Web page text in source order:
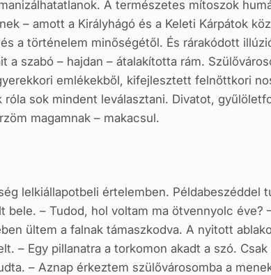
A természetes mítoszok
– amott a Királyhágó és a Keleti Kárpátok
a történelem minőségétől. És rárakódott
a szabó – hajdan – átalakította rám.
emlékekből, kifejlesztett felnőttkori
róla sok mindent leválasztani. Divatot,
magamnak – makacsul.
lelkiállapotbeli értelemben.
bele. – Tudod, hol voltam ma ötvennyolc
ültem a falnak támaszkodva. A nyitott
– Egy pillanatra a torkomon akadt a szó.
– Aznap érkeztem szülővárosomba a